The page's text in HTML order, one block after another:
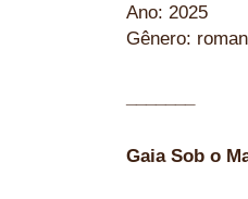
Ano: 2025
Gênero:
Gaia Sob o